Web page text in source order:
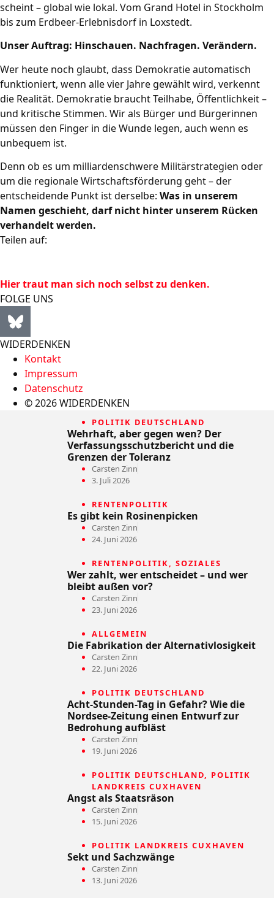
scheint – global wie lokal. Vom Grand Hotel in Stockholm
bis zum Erdbeer-Erlebnisdorf in Loxstedt.
Unser Auftrag: Hinschauen. Nachfragen. Verändern.
Wer heute noch glaubt, dass Demokratie automatisch
funktioniert, wenn alle vier Jahre gewählt wird, verkennt
die Realität. Demokratie braucht Teilhabe, Öffentlichkeit –
und kritische Stimmen. Wir als Bürger und Bürgerinnen
müssen den Finger in die Wunde legen, auch wenn es
unbequem ist.
Denn ob es um milliardenschwere Militärstrategien oder
um die regionale Wirtschaftsförderung geht – der
entscheidende Punkt ist derselbe: Was in unserem
Namen geschieht, darf nicht hinter unserem Rücken
verhandelt werden.
Teilen auf:
Hier traut man sich noch selbst zu denken.
FOLGE UNS
WIDERDENKEN
Kontakt
Impressum
Datenschutz
© 2026 WIDERDENKEN
POLITIK DEUTSCHLAND
Wehrhaft, aber gegen wen? Der
Verfassungsschutzbericht und die
Grenzen der Toleranz
Carsten Zinn
3. Juli 2026
RENTENPOLITIK
Es gibt kein Rosinenpicken
Carsten Zinn
24. Juni 2026
RENTENPOLITIK, SOZIALES
Wer zahlt, wer entscheidet – und wer
bleibt außen vor?
Carsten Zinn
23. Juni 2026
ALLGEMEIN
Die Fabrikation der Alternativlosigkeit
Carsten Zinn
22. Juni 2026
POLITIK DEUTSCHLAND
Acht-Stunden-Tag in Gefahr? Wie die
Nordsee-Zeitung einen Entwurf zur
Bedrohung aufbläst
Carsten Zinn
19. Juni 2026
POLITIK DEUTSCHLAND, POLITIK
LANDKREIS CUXHAVEN
Angst als Staatsräson
Carsten Zinn
15. Juni 2026
POLITIK LANDKREIS CUXHAVEN
Sekt und Sachzwänge
Carsten Zinn
13. Juni 2026